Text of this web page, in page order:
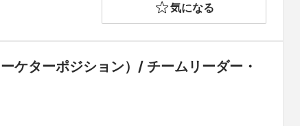
気になる
ケターポジション）/ チームリーダー・